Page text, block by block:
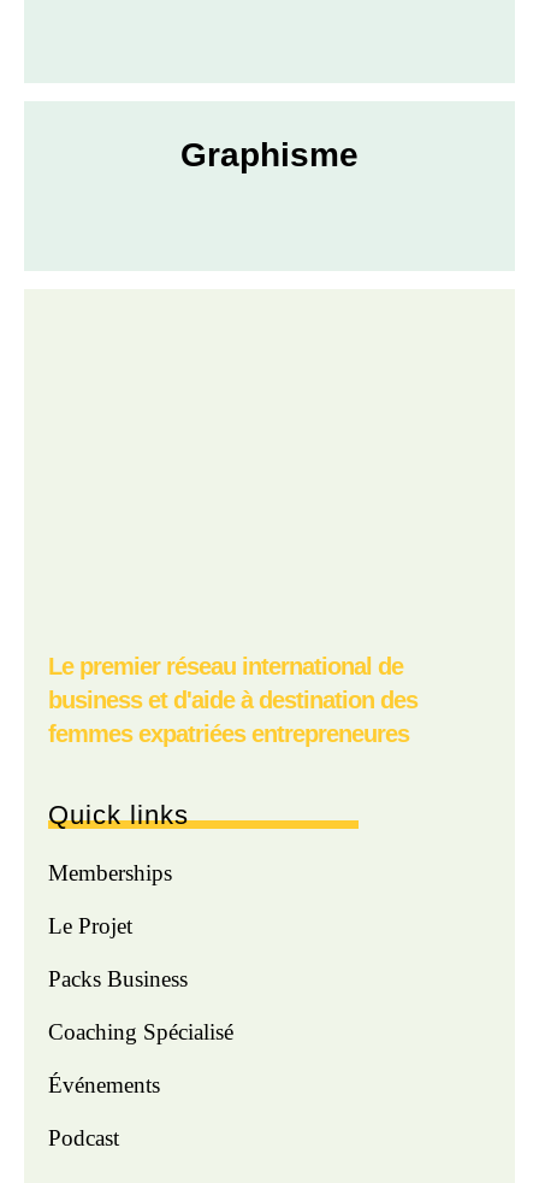
Graphisme​
Le premier réseau international de
business et d'aide à destination des
femmes expatriées entrepreneures
Quick links
Memberships
Le Projet
Packs Business
Coaching Spécialisé
Événements
Podcast